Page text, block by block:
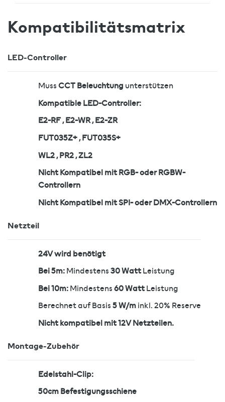
Kompatibilitätsmatrix
LED-Controller
MussCCT Beleuchtung unterstützen
Kompatible LED-Controller:
E2-RF , E2-WR , E2-ZR
FUT035Z+ , FUT035S+
WL2 , PR2 , ZL2
Nicht Kompatibel mit RGB- oder RGBW-
Controllern
Nicht Kompatibel mit SPI- oder DMX-Controllern
Netzteil
24V wird benötigt
Bei 5m:Mindestens30 WattLeistung
Bei 10m:Mindestens60 WattLeistung
Berechnet auf Basis5 W/minkl. 20% Reserve
Nicht kompatibel mit 12V Netzteilen.
Montage-Zubehör
Edelstahl-Clip:
50cm Befestigungsschiene